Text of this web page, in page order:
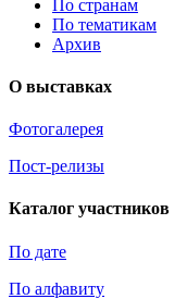
По странам
По тематикам
Архив
О выставках
Фотогалерея
Пост-релизы
Каталог участников
По дате
По алфавиту